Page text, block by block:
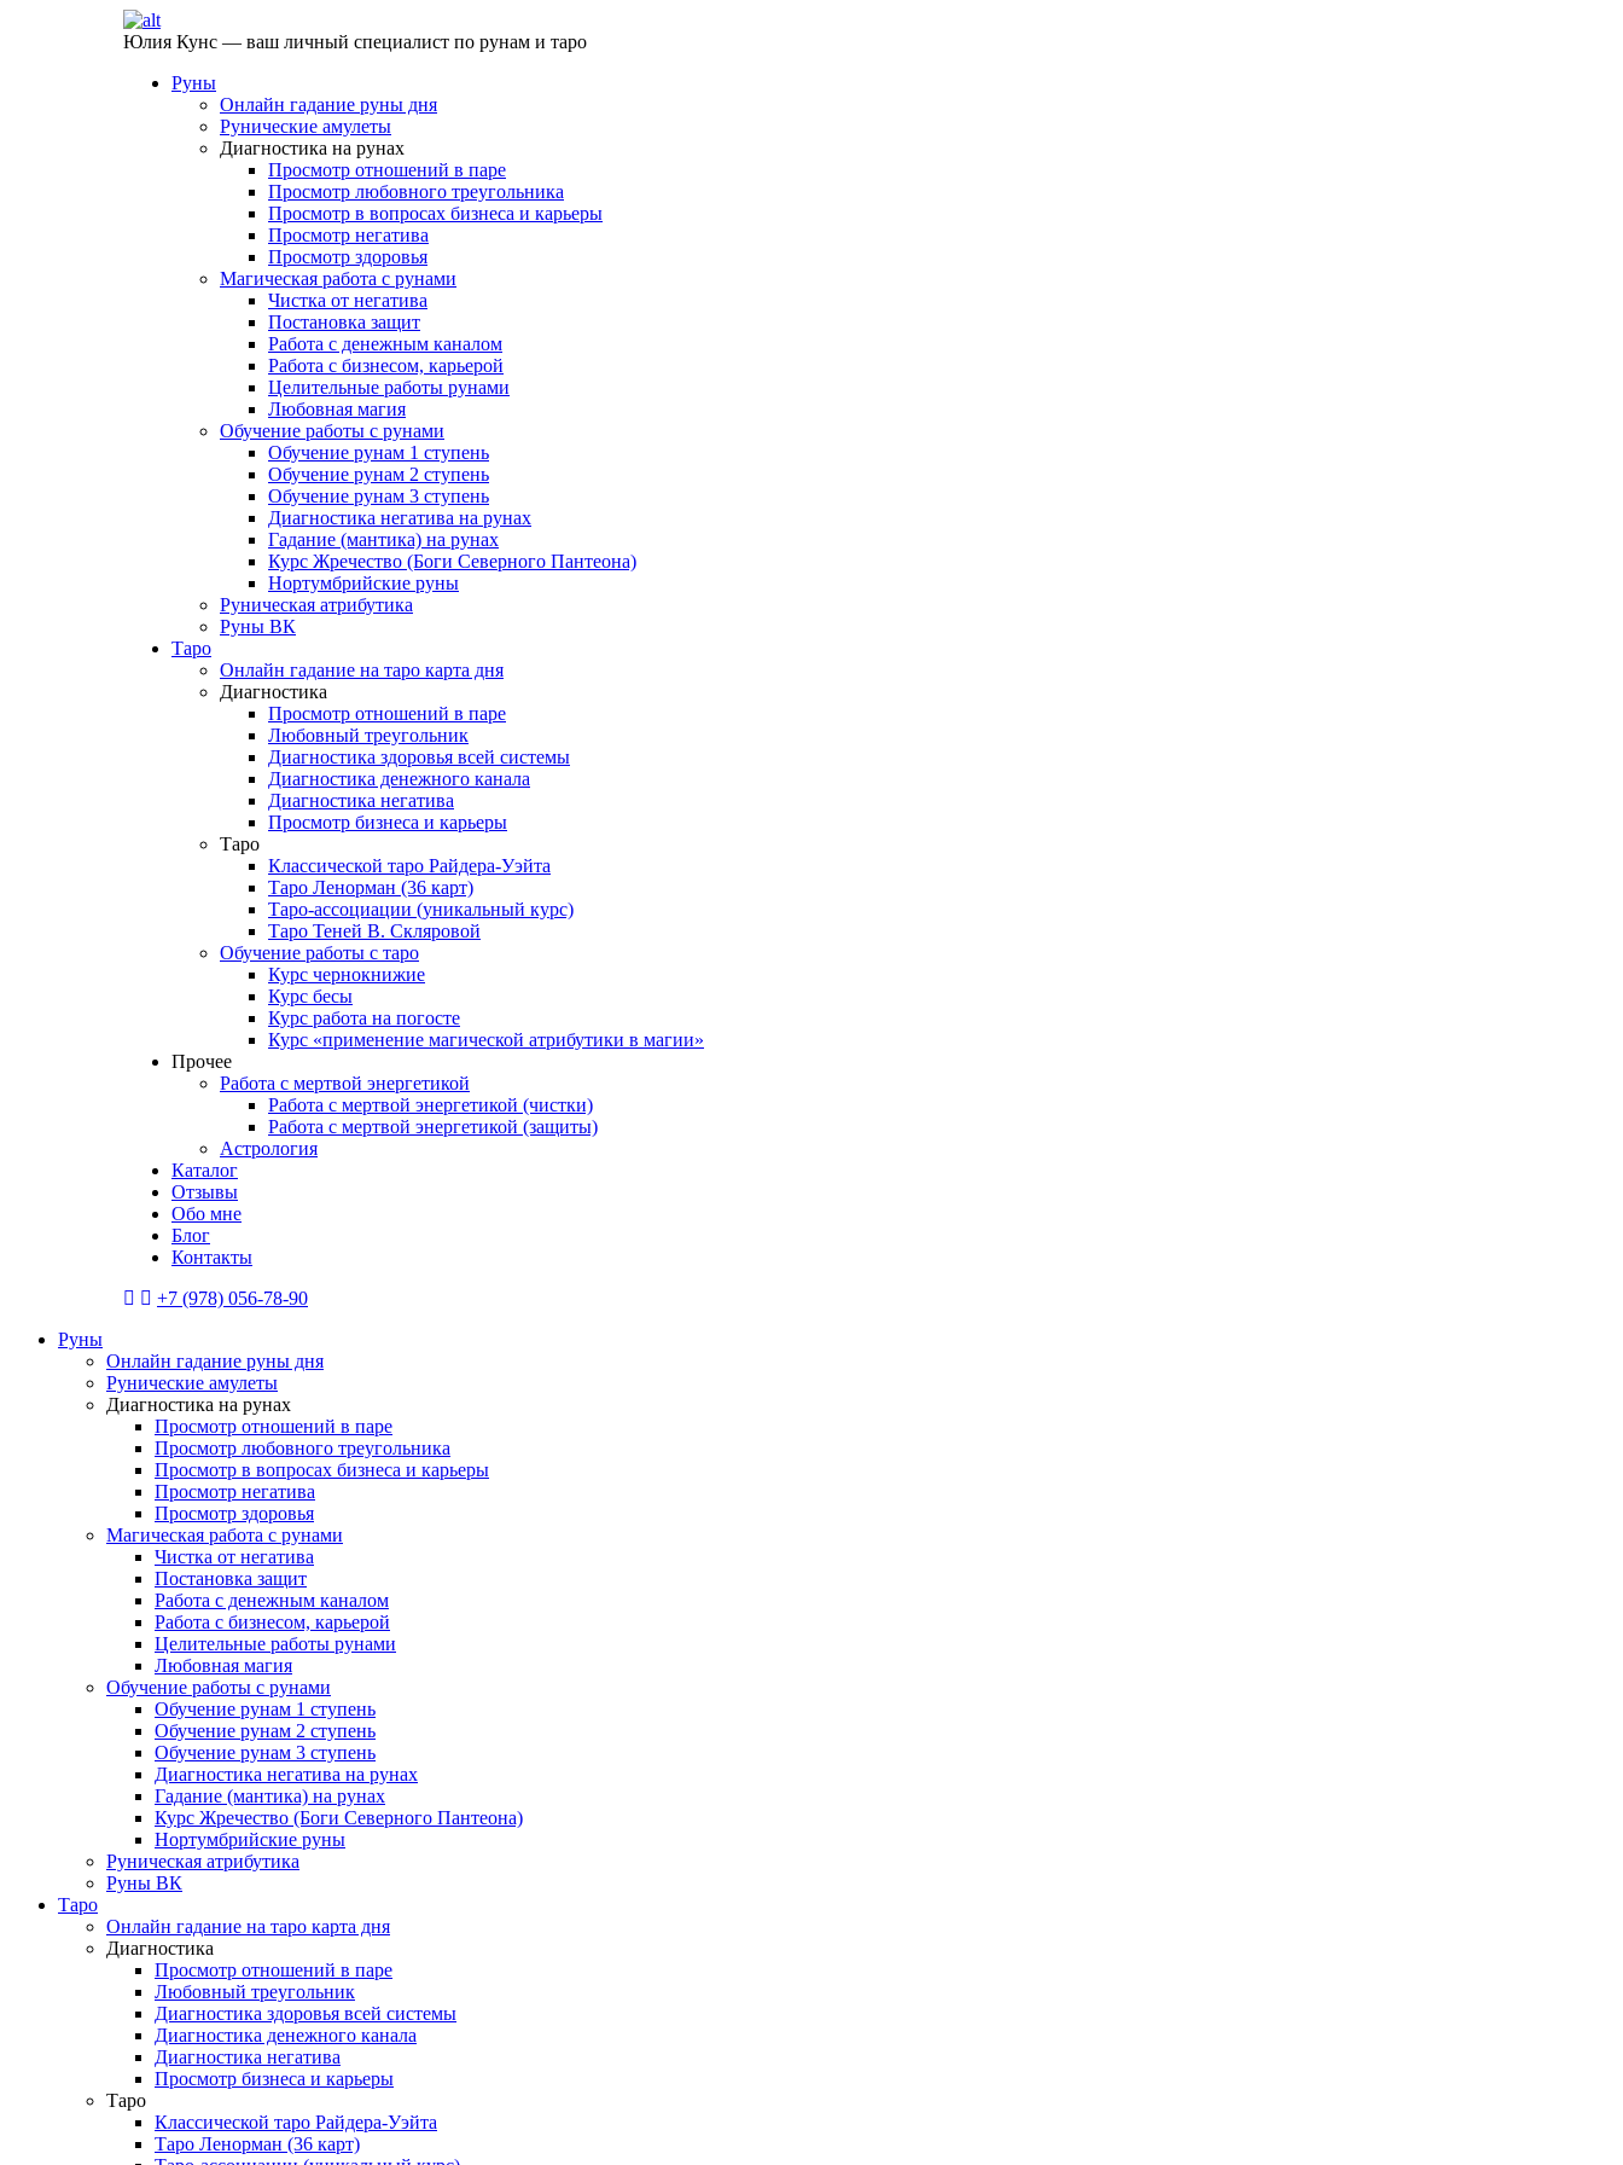
Юлия Кунс — ваш личный специалист по рунам и таро
Руны
Онлайн гадание руны дня
Рунические амулеты
Диагностика на рунах
Просмотр отношений в паре
Просмотр любовного треугольника
Просмотр в вопросах бизнеса и карьеры
Просмотр негатива
Просмотр здоровья
Магическая работа с рунами
Чистка от негатива
Постановка защит
Работа с денежным каналом
Работа с бизнесом, карьерой
Целительные работы рунами
Любовная магия
Обучение работы с рунами
Обучение рунам 1 ступень
Обучение рунам 2 ступень
Обучение рунам 3 ступень
Диагностика негатива на рунах
Гадание (мантика) на рунах
Курс Жречество (Боги Северного Пантеона)
Нортумбрийские руны
Руническая атрибутика
Руны ВК
Таро
Онлайн гадание на таро карта дня
Диагностика
Просмотр отношений в паре
Любовный треугольник
Диагностика здоровья всей системы
Диагностика денежного канала
Диагностика негатива
Просмотр бизнеса и карьеры
Таро
Классической таро Райдера-Уэйта
Таро Ленорман (36 карт)
Таро-ассоциации (уникальный курс)
Таро Теней В. Скляровой
Обучение работы с таро
Курс чернокнижие
Курс бесы
Курс работа на погосте
Курс «применение магической атрибутики в магии»
Прочее
Работа с мертвой энергетикой
Работа с мертвой энергетикой (чистки)
Работа с мертвой энергетикой (защиты)
Астрология
Каталог
Отзывы
Обо мне
Блог
Контакты
+7 (978) 056-78-90
Руны
Онлайн гадание руны дня
Рунические амулеты
Диагностика на рунах
Просмотр отношений в паре
Просмотр любовного треугольника
Просмотр в вопросах бизнеса и карьеры
Просмотр негатива
Просмотр здоровья
Магическая работа с рунами
Чистка от негатива
Постановка защит
Работа с денежным каналом
Работа с бизнесом, карьерой
Целительные работы рунами
Любовная магия
Обучение работы с рунами
Обучение рунам 1 ступень
Обучение рунам 2 ступень
Обучение рунам 3 ступень
Диагностика негатива на рунах
Гадание (мантика) на рунах
Курс Жречество (Боги Северного Пантеона)
Нортумбрийские руны
Руническая атрибутика
Руны ВК
Таро
Онлайн гадание на таро карта дня
Диагностика
Просмотр отношений в паре
Любовный треугольник
Диагностика здоровья всей системы
Диагностика денежного канала
Диагностика негатива
Просмотр бизнеса и карьеры
Таро
Классической таро Райдера-Уэйта
Таро Ленорман (36 карт)